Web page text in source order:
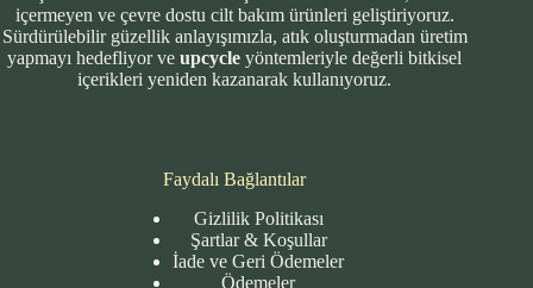
içermeyen ve çevre dostu cilt bakım ürünleri geliştiriyoruz.
Sürdürülebilir güzellik anlayışımızla, atık oluşturmadan üretim
yapmayı hedefliyor veupcycle yöntemleriyle değerli bitkisel
içerikleri yeniden kazanarak kullanıyoruz.
Faydalı Bağlantılar
Gizlilik Politikası
Şartlar & Koşullar
İade ve Geri Ödemeler
Ödemeler